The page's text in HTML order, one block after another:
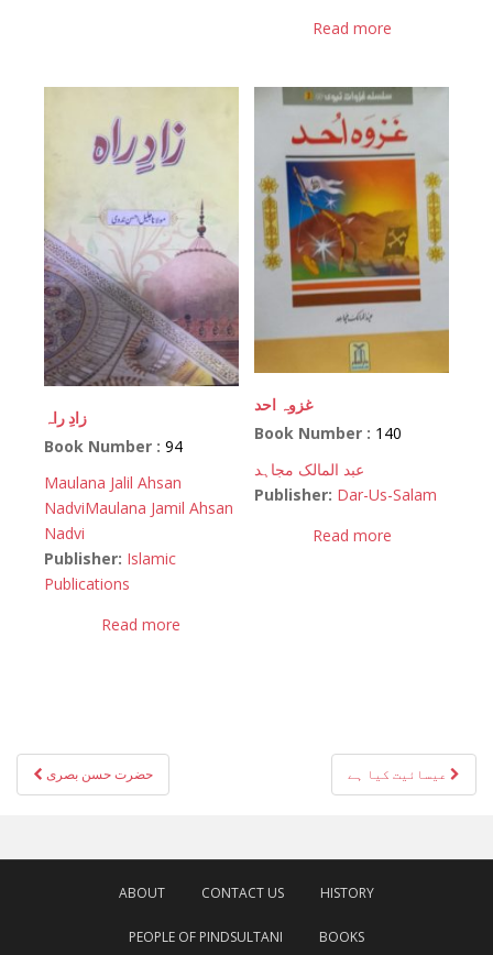
Read more
زادِ راہ
Book Number : 94
Maulana Jalil Ahsan
NadviMaulana Jamil Ahsan
Nadvi
Publisher: Islamic
Publications
Read more
غزوہ احد
Book Number : 140
عبد المالک مجاہد
Publisher: Dar-Us-Salam
Read more
Post
navigation
حضرت حسن بصری
ABOUT CONTACT US HISTORY
PEOPLE OF PINDSULTANI BOOKS